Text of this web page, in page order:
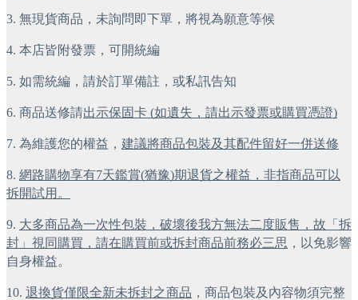
3. 無現貨商品，未詢問即下單，將視為願意等候
4. 本店皆附發票，可開統編
5. 如需統編，請於訂單備註，或私訊告知
6. 商品送修請出示保固卡 (如遺失，請出示發票或購買憑證)
7. 為維護您的權益， 建議將商品包裝及其配件留好一併送修
8. 網路購物享有7天鑑賞(猶豫)期退貨之權益，非指商品可以
拆開試用。
9. 大多商品為一次性包裝，破壞後我方無法二度販售，故「拆
封」視同購買，請在購買前或拆封商品前務必三思 ，以免影響
自身權益。
10. 退換貨僅限全新未拆封之商品 ，商品包裝及內容物須完整